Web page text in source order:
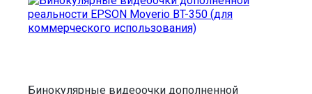
Бинокулярные видеоочки дополненной